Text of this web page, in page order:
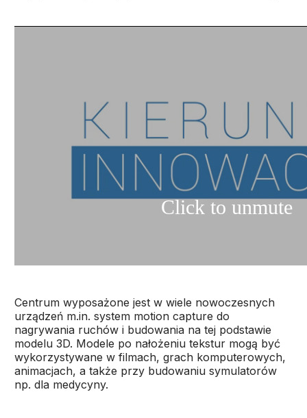
Centrum wyposażone jest w wiele nowoczesnych
urządzeń m.in. system motion capture do
nagrywania ruchów i budowania na tej podstawie
modelu 3D. Modele po nałożeniu tekstur mogą być
wykorzystywane w filmach, grach komputerowych,
animacjach, a także przy budowaniu symulatorów
np. dla medycyny.